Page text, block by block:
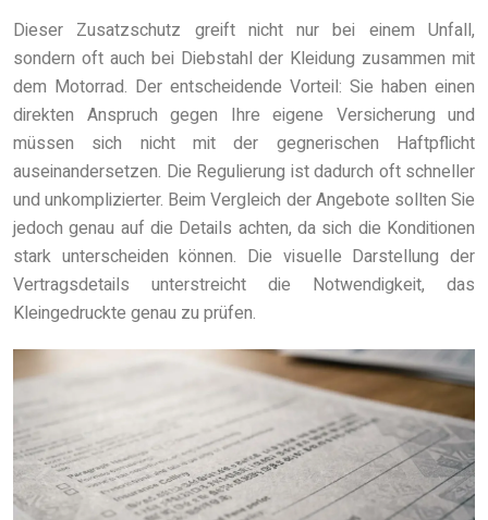
Dieser Zusatzschutz greift nicht nur bei einem Unfall,
sondern oft auch bei Diebstahl der Kleidung zusammen mit
dem Motorrad. Der entscheidende Vorteil: Sie haben einen
direkten Anspruch gegen Ihre eigene Versicherung und
müssen sich nicht mit der gegnerischen Haftpflicht
auseinandersetzen. Die Regulierung ist dadurch oft schneller
und unkomplizierter. Beim Vergleich der Angebote sollten Sie
jedoch genau auf die Details achten, da sich die Konditionen
stark unterscheiden können. Die visuelle Darstellung der
Vertragsdetails unterstreicht die Notwendigkeit, das
Kleingedruckte genau zu prüfen.